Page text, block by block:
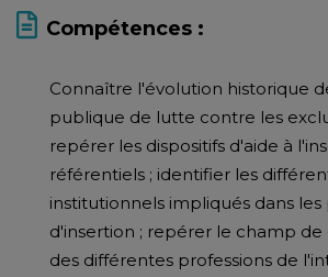
Compétences :
Connaître l'évolution historique
publique de lutte contre les
repérer les dispositifs d'aide à
référentiels ; identifier les
institutionnels impliqués dans les
d'insertion ; repérer le champ
des différentes professions de